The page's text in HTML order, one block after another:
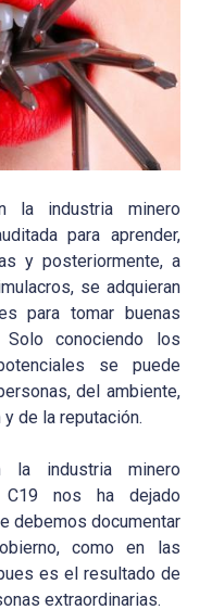
la industria minero
para aprender,
y posteriormente, a
se adquieran
para tomar buenas
conociendo los
se puede
del ambiente,
de la reputación.
industria minero
C19 nos ha dejado
debemos documentar
como en las
es el resultado de
extraordinarias.